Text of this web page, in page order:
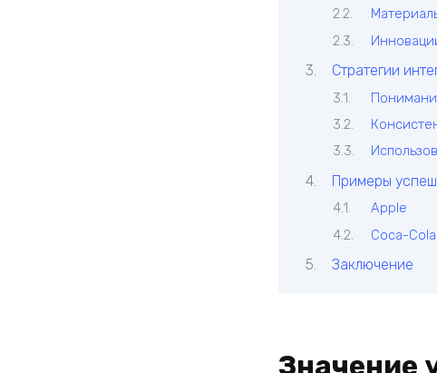
Стратегии
Примеры
Apple
Coca-Cola
Заключение